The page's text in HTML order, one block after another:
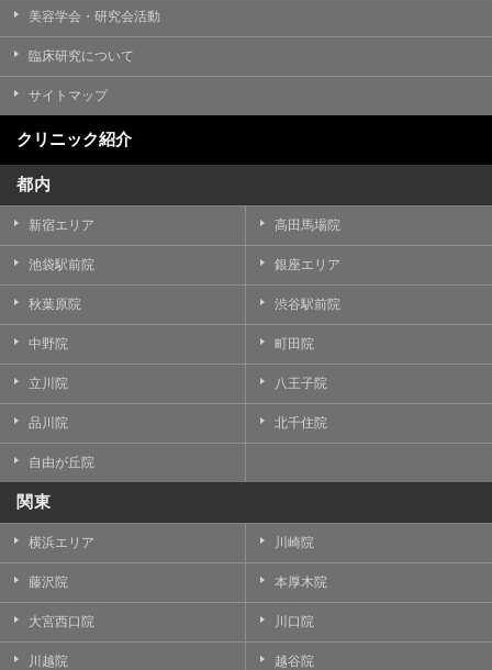
美容学会・研究会活動
臨床研究について
サイトマップ
クリニック紹介
都内
新宿エリア 高田馬場院
池袋駅前院 銀座エリア
秋葉原院 渋谷駅前院
中野院 町田院
立川院 八王子院
品川院 北千住院
自由が丘院
関東
横浜エリア 川崎院
藤沢院 本厚木院
大宮西口院 川口院
川越院 越谷院